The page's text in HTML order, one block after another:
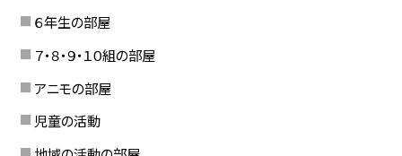
６年生の部屋
７・８・９・１０組の部屋
アニモの部屋
児童の活動